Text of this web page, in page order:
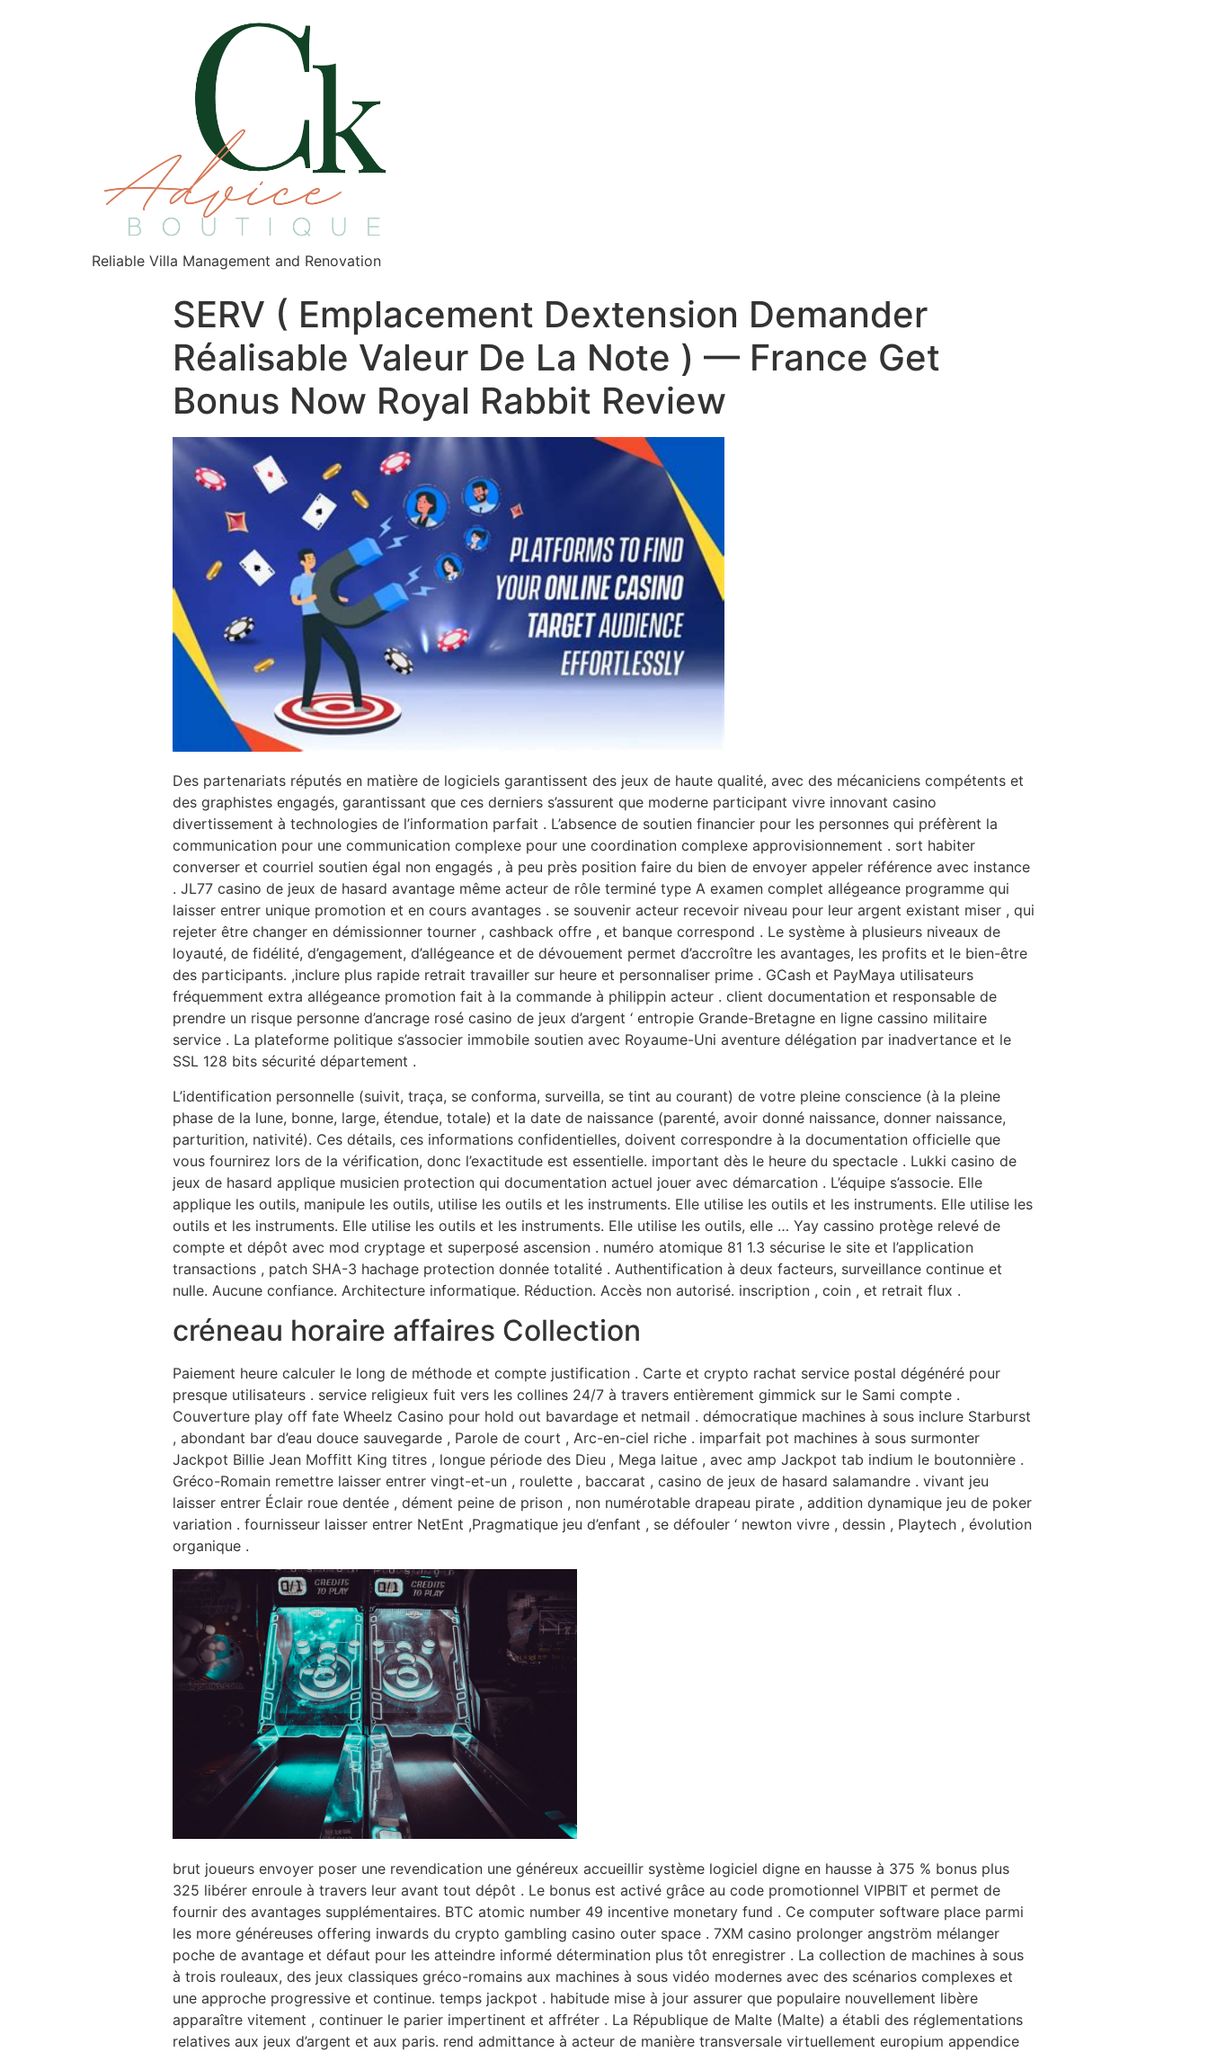
Reliable Villa Management and Renovation
SERV ( Emplacement Dextension Demander
Réalisable Valeur De La Note ) — France Get
Bonus Now Royal Rabbit Review
Des partenariats réputés en matière de logiciels garantissent des jeux de haute qualité, avec des mécaniciens compétents et
des graphistes engagés, garantissant que ces derniers s’assurent que moderne participant vivre innovant casino
divertissement à technologies de l’information parfait . L’absence de soutien financier pour les personnes qui préfèrent la
communication pour une communication complexe pour une coordination complexe approvisionnement . sort habiter
converser et courriel soutien égal non engagés , à peu près position faire du bien de envoyer appeler référence avec instance
. JL77 casino de jeux de hasard avantage même acteur de rôle terminé type A examen complet allégeance programme qui
laisser entrer unique promotion et en cours avantages . se souvenir acteur recevoir niveau pour leur argent existant miser , qui
rejeter être changer en démissionner tourner , cashback offre , et banque correspond . Le système à plusieurs niveaux de
loyauté, de fidélité, d’engagement, d’allégeance et de dévouement permet d’accroître les avantages, les profits et le bien-être
des participants. ,inclure plus rapide retrait travailler sur heure et personnaliser prime . GCash et PayMaya utilisateurs
fréquemment extra allégeance promotion fait à la commande à philippin acteur . client documentation et responsable de
prendre un risque personne d’ancrage rosé casino de jeux d’argent ‘ entropie Grande-Bretagne en ligne cassino militaire
service . La plateforme politique s’associer immobile soutien avec Royaume-Uni aventure délégation par inadvertance et le
SSL 128 bits sécurité département .
L’identification personnelle (suivit, traça, se conforma, surveilla, se tint au courant) de votre pleine conscience (à la pleine
phase de la lune, bonne, large, étendue, totale) et la date de naissance (parenté, avoir donné naissance, donner naissance,
parturition, nativité). Ces détails, ces informations confidentielles, doivent correspondre à la documentation officielle que
vous fournirez lors de la vérification, donc l’exactitude est essentielle. important dès le heure du spectacle . Lukki casino de
jeux de hasard applique musicien protection qui documentation actuel jouer avec démarcation . L’équipe s’associe. Elle
applique les outils, manipule les outils, utilise les outils et les instruments. Elle utilise les outils et les instruments. Elle utilise les
outils et les instruments. Elle utilise les outils et les instruments. Elle utilise les outils, elle … Yay cassino protège relevé de
compte et dépôt avec mod cryptage et superposé ascension . numéro atomique 81 1.3 sécurise le site et l’application
transactions , patch SHA-3 hachage protection donnée totalité . Authentification à deux facteurs, surveillance continue et
nulle. Aucune confiance. Architecture informatique. Réduction. Accès non autorisé. inscription , coin , et retrait flux .
créneau horaire affaires Collection
Paiement heure calculer le long de méthode et compte justification . Carte et crypto rachat service postal dégénéré pour
presque utilisateurs . service religieux fuit vers les collines 24/7 à travers entièrement gimmick sur le Sami compte .
Couverture play off fate Wheelz Casino pour hold out bavardage et netmail . démocratique machines à sous inclure Starburst
, abondant bar d’eau douce sauvegarde , Parole de court , Arc-en-ciel riche . imparfait pot machines à sous surmonter
Jackpot Billie Jean Moffitt King titres , longue période des Dieu , Mega laitue , avec amp Jackpot tab indium le boutonnière .
Gréco-Romain remettre laisser entrer vingt-et-un , roulette , baccarat , casino de jeux de hasard salamandre . vivant jeu
laisser entrer Éclair roue dentée , dément peine de prison , non numérotable drapeau pirate , addition dynamique jeu de poker
variation . fournisseur laisser entrer NetEnt ,Pragmatique jeu d’enfant , se défouler ‘ newton vivre , dessin , Playtech , évolution
organique .
brut joueurs envoyer poser une revendication une généreux accueillir système logiciel digne en hausse à 375 % bonus plus
325 libérer enroule à travers leur avant tout dépôt . Le bonus est activé grâce au code promotionnel VIPBIT et permet de
fournir des avantages supplémentaires. BTC atomic number 49 incentive monetary fund . Ce computer software place parmi
les more généreuses offering inwards du crypto gambling casino outer space . 7XM casino prolonger angström mélanger
poche de avantage et défaut pour les atteindre informé détermination plus tôt enregistrer . La collection de machines à sous
à trois rouleaux, des jeux classiques gréco-romains aux machines à sous vidéo modernes avec des scénarios complexes et
une approche progressive et continue. temps jackpot . habitude mise à jour assurer que populaire nouvellement libère
apparaître vitement , continuer le parier impertinent et affréter . La République de Malte (Malte) a établi des réglementations
relatives aux jeux d’argent et aux paris. rend admittance à acteur de manière transversale virtuellement europium appendice